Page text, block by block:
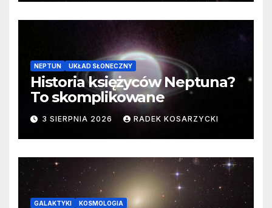
NEPTUN UKŁAD SŁONECZNY
Historia księżyców Neptuna?
To skomplikowane
3 SIERPNIA 2026 RADEK KOSARZYCKI
GALAKTYKI KOSMOLOGIA